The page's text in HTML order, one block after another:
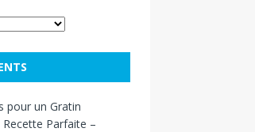
pour un Gratin
Parfaite –